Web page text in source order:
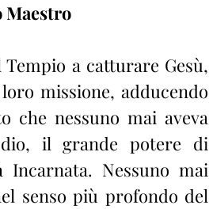
a catturare Gesù,
missione, adducendo
che nessuno mai aveva
il grande potere di
Incarnata. Nessuno mai
senso più profondo del